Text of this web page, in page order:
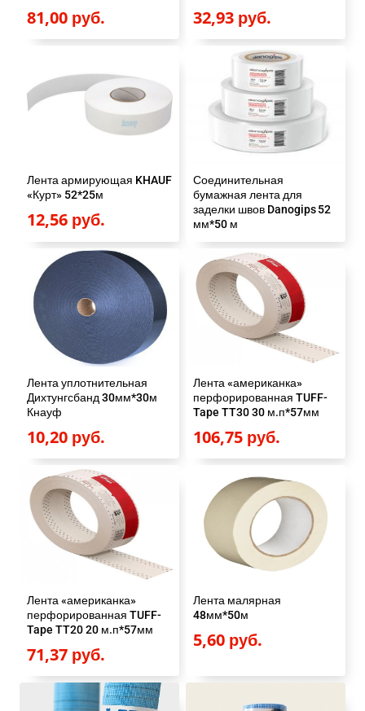
81,00 руб. 32,93 руб.
Лента армирующая KHAUF
«Курт» 52*25м
12,56 руб.
Соединительная
бумажная лента для
заделки швов Danogips 52
мм*50 м
Лента уплотнительная
Дихтунгсбанд 30мм*30м
Кнауф
10,20 руб.
Лента «американка»
перфорированная TUFF-
Tape TT30 30 м.п*57мм
106,75 руб.
Лента «американка»
перфорированная TUFF-
Tape TT20 20 м.п*57мм
71,37 руб.
Лента малярная
48мм*50м
5,60 руб.